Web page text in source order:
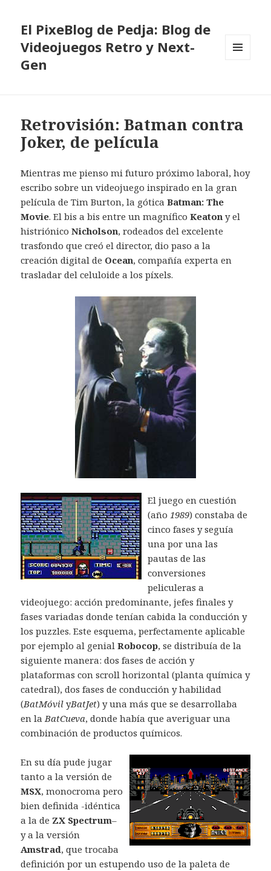
El PixeBlog de Pedja: Blog de
Videojuegos Retro y Next-
Gen
Retrovisión: Batman contra
Joker, de película
Mientras me pienso mi futuro próximo laboral, hoy
escribo sobre un videojuego inspirado en la gran
película de Tim Burton, la gótica Batman: The
Movie. El bis a bis entre un magníficoKeaton y el
histriónicoNicholson, rodeados del excelente
trasfondo que creó el director, dio paso a la
creación digital de Ocean, compañía experta en
trasladar del celuloide a los píxels.
El juego en cuestión
(año1989) constaba de
cinco fases y seguía
una por una las
pautas de las
conversiones
peliculeras a
videojuego: acción predominante, jefes finales y
fases variadas donde tenían cabida la conducción y
los puzzles. Este esquema, perfectamente aplicable
por ejemplo al genialRobocop, se distribuía de la
siguiente manera: dos fases de acción y
plataformas con scroll horizontal (planta química y
catedral), dos fases de conducción y habilidad
(BatMóvil yBatJet) y una más que se desarrollaba
en laBatCueva, donde había que averiguar una
combinación de productos químicos.
En su día pude jugar
tanto a la versión de
MSX, monocroma pero
bien definida -idéntica
a la de ZX Spectrum–
y a la versión
Amstrad, que trocaba
definición por un estupendo uso de la paleta de